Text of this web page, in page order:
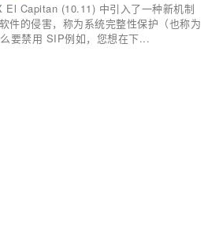
Capitan (10.11) 中引入了一种新机制
件的侵害，称为系统完整性保护（也称为
要禁用 SIP例如，您想在下...